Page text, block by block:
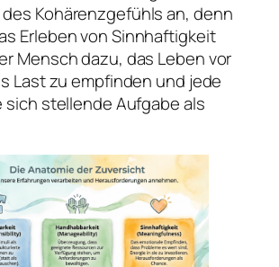
Kohärenzgefühls an, denn
Erleben von Sinnhaftigkeit
Mensch dazu, das Leben vor
Last zu empfinden und jede
sich stellende Aufgabe als